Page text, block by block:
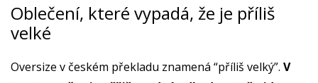
Oblečení, které vypadá, že je příliš
velké
Oversize v českém překladu znamená “příliš velký”. V